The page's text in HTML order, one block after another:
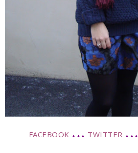
FACEBOOK ▲▲▲ TWITTER ▲▲▲